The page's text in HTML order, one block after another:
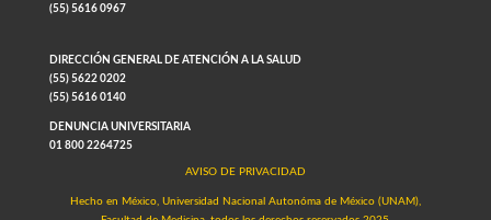
(55) 5616 0967
DIRECCIÓN GENERAL DE ATENCIÓN A LA SALUD
(55) 5622 0202
(55) 5616 0140
DENUNCIA UNIVERSITARIA
01 800 2264725
AVISO DE PRIVACIDAD
Hecho en México, Universidad Nacional Autonóma de México (UNAM),